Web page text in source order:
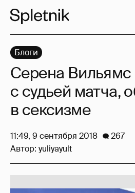
Блоги
Серена Вильямс
с судьей матча,
в сексизме
11:49, 9 сентября 2018
267
Автор: yuliyayult